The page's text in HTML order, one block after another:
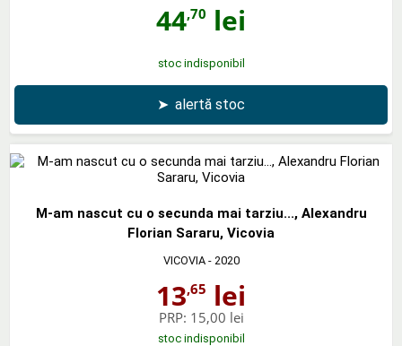
44,70 lei
stoc indisponibil
➤ alertă stoc
M-am nascut cu o secunda mai tarziu..., Alexandru
Florian Sararu, Vicovia
VICOVIA- 2020
13,65 lei
PRP: 15,00 lei
stoc indisponibil